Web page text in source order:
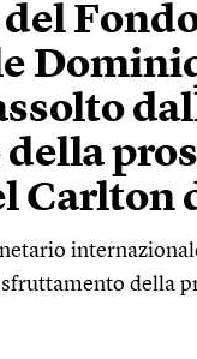
del
Carlton
della